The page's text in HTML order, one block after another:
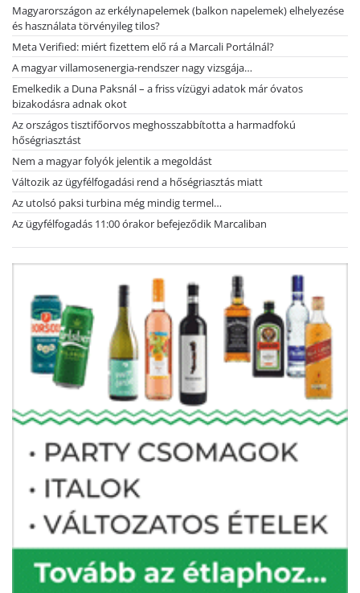
Magyarországon az erkélynapelemek (balkon napelemek) elhelyezése
és használata törvényileg tilos?
Meta Verified: miért fizettem elő rá a Marcali Portálnál?
A magyar villamosenergia-rendszer nagy vizsgája…
Emelkedik a Duna Paksnál – a friss vízügyi adatok már óvatos
bizakodásra adnak okot
Az országos tisztifőorvos meghosszabbította a harmadfokú
hőségriasztást
Nem a magyar folyók jelentik a megoldást
Változik az ügyfélfogadási rend a hőségriasztás miatt
Az utolsó paksi turbina még mindig termel…
Az ügyfélfogadás 11:00 órakor befejeződik Marcaliban